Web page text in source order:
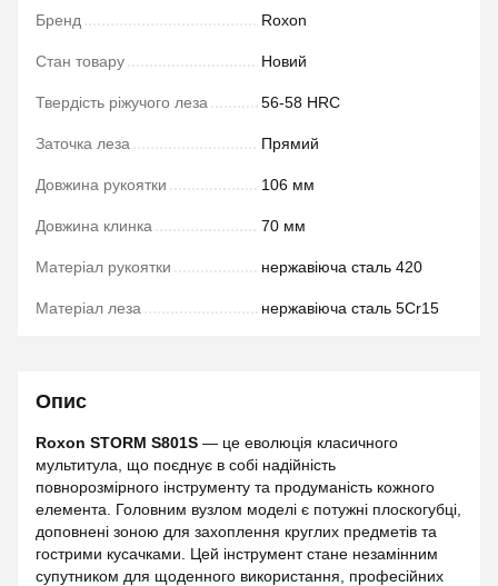
Бренд Roxon
Стан товару Новий
Твердість ріжучого леза 56-58 HRC
Заточка леза Прямий
Довжина рукоятки 106 мм
Довжина клинка 70 мм
Матеріал рукоятки нержавіюча сталь 420
Матеріал леза нержавіюча сталь 5Cr15
Опис
Roxon STORM S801S — це еволюція класичного
мультитула, що поєднує в собі надійність
повнорозмірного інструменту та продуманість кожного
елемента. Головним вузлом моделі є потужні плоскогубці,
доповнені зоною для захоплення круглих предметів та
гострими кусачками. Цей інструмент стане незамінним
супутником для щоденного використання, професійних